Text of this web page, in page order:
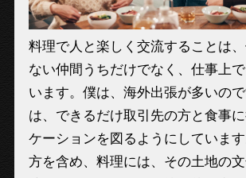
料理で人と楽しく交流することは
ない仲間うちだけでなく、仕事上
います。僕は、海外出張が多いの
は、できるだけ取引先の方と食事
ケーションを図るようにしていま
方を含め、料理には、その土地の